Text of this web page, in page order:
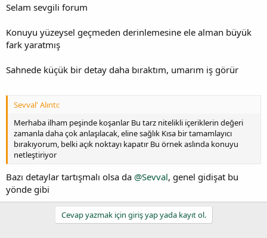
Selam sevgili forum
Konuyu yüzeysel geçmeden derinlemesine ele alman büyük
fark yaratmış
Sahnede küçük bir detay daha bıraktım, umarım iş görür
Sevval' Alıntı:
Merhaba ilham peşinde koşanlar Bu tarz nitelikli içeriklerin değeri
zamanla daha çok anlaşılacak, eline sağlık Kısa bir tamamlayıcı
bırakıyorum, belki açık noktayı kapatır Bu örnek aslında konuyu
netleştiriyor
Bazı detaylar tartışmalı olsa da @Sevval, genel gidişat bu
yönde gibi
Cevap yazmak için giriş yap yada kayıt ol.